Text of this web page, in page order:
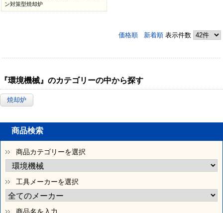
ン対策型焼却炉
価格順 新着順表示件数
『環境機械』のカテゴリーの中から探す
焼却炉
商品検索
商品カテゴリーを選択
工具メーカーを選択